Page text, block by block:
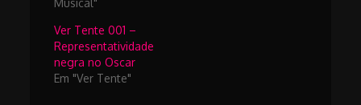
Ver Tente 001 –
Representatividade
negra no Oscar
Em "Ver Tente"